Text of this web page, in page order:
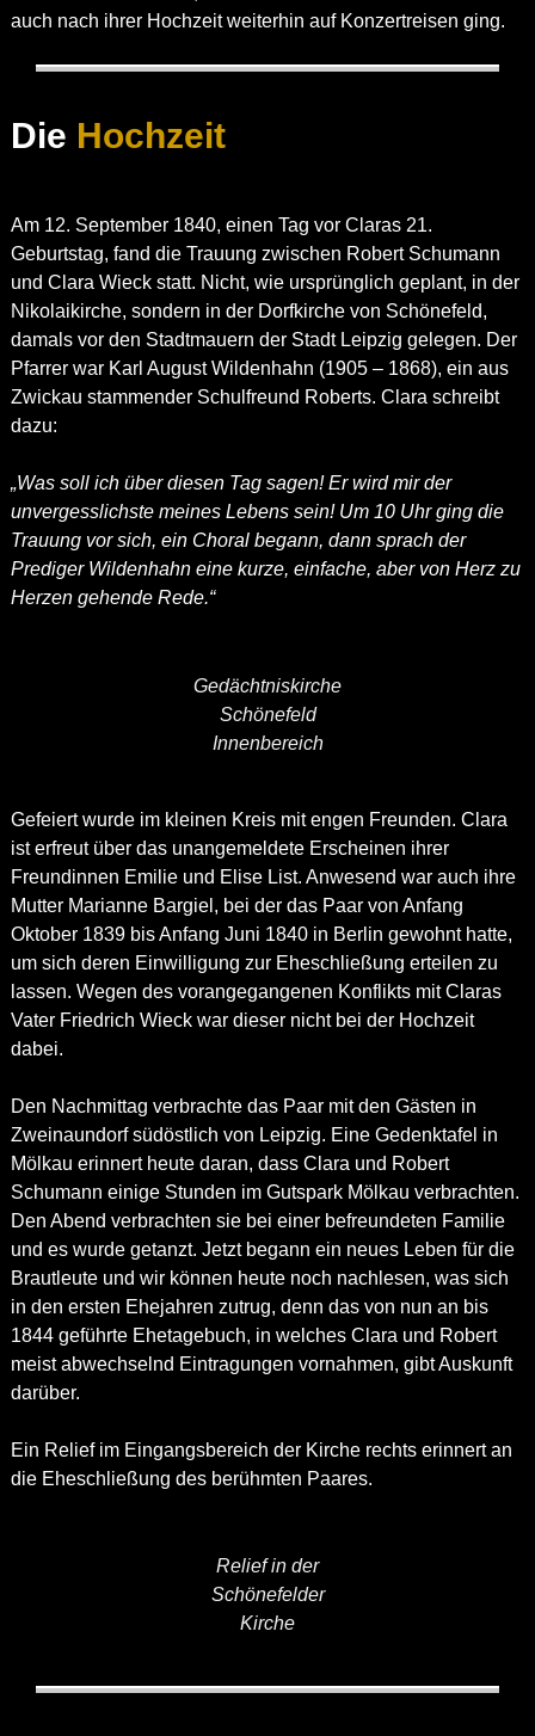
auch nach ihrer Hochzeit weiterhin auf Konzertreisen ging.
Die Hochzeit
Am 12. September 1840, einen Tag vor Claras 21.
Geburtstag, fand die Trauung zwischen Robert Schumann
und Clara Wieck statt. Nicht, wie ursprünglich geplant, in der
Nikolaikirche, sondern in der Dorfkirche von Schönefeld,
damals vor den Stadtmauern der Stadt Leipzig gelegen. Der
Pfarrer war Karl August Wildenhahn (1905 – 1868), ein aus
Zwickau stammender Schulfreund Roberts. Clara schreibt
dazu:
„Was soll ich über diesen Tag sagen! Er wird mir der
unvergesslichste meines Lebens sein! Um 10 Uhr ging die
Trauung vor sich, ein Choral begann, dann sprach der
Prediger Wildenhahn eine kurze, einfache, aber von Herz zu
Herzen gehende Rede.“
Gedächtniskirche
Schönefeld
Innenbereich
Gefeiert wurde im kleinen Kreis mit engen Freunden. Clara
ist erfreut über das unangemeldete Erscheinen ihrer
Freundinnen Emilie und Elise List. Anwesend war auch ihre
Mutter Marianne Bargiel, bei der das Paar von Anfang
Oktober 1839 bis Anfang Juni 1840 in Berlin gewohnt hatte,
um sich deren Einwilligung zur Eheschließung erteilen zu
lassen. Wegen des vorangegangenen Konflikts mit Claras
Vater Friedrich Wieck war dieser nicht bei der Hochzeit
dabei.
Den Nachmittag verbrachte das Paar mit den Gästen in
Zweinaundorf südöstlich von Leipzig. Eine Gedenktafel in
Mölkau erinnert heute daran, dass Clara und Robert
Schumann einige Stunden im Gutspark Mölkau verbrachten.
Den Abend verbrachten sie bei einer befreundeten Familie
und es wurde getanzt. Jetzt begann ein neues Leben für die
Brautleute und wir können heute noch nachlesen, was sich
in den ersten Ehejahren zutrug, denn das von nun an bis
1844 geführte Ehetagebuch, in welches Clara und Robert
meist abwechselnd Eintragungen vornahmen, gibt Auskunft
darüber.
Ein Relief im Eingangsbereich der Kirche rechts erinnert an
die Eheschließung des berühmten Paares.
Relief in der
Schönefelder
Kirche